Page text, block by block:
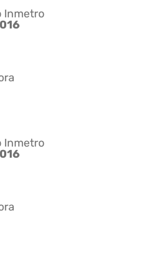
Inmetro
Inmetro